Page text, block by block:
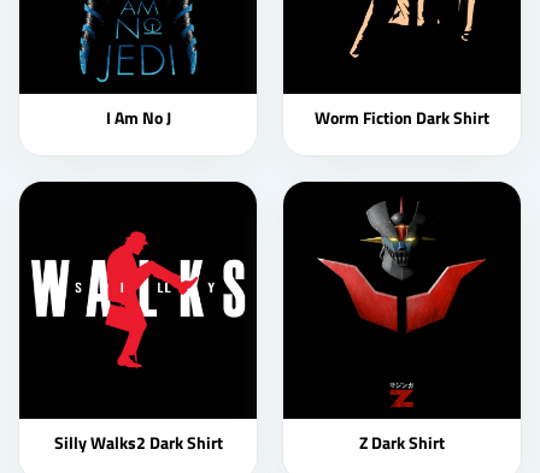
I Am No J Worm Fiction Dark Shirt
Silly Walks2 Dark Shirt Z Dark Shirt